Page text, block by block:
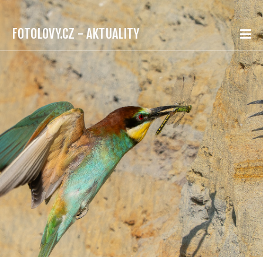
FOTOLOVY.CZ - AKTUALITY